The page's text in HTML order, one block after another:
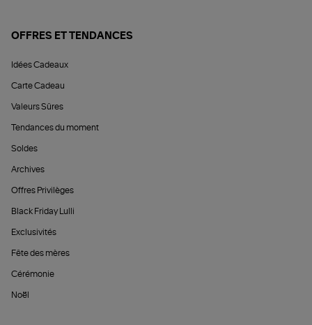
OFFRES ET TENDANCES
Idées Cadeaux
Carte Cadeau
Valeurs Sûres
Tendances du moment
Soldes
Archives
Offres Privilèges
Black Friday Lulli
Exclusivités
Fête des mères
Cérémonie
Noël